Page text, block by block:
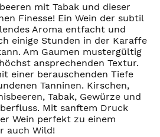
mit Tabak und dieser
Finesse! Ein Wein der subtil
Aroma entfacht und
einige Stunden in der Karaffe
Am Gaumen mustergültig
ansprechenden Textur.
einer berauschenden Tiefe
Tanninen. Kirschen,
Tabak, Gewürze und
Mit sanftem Druck
Wein perfekt zu einem
auch Wild!